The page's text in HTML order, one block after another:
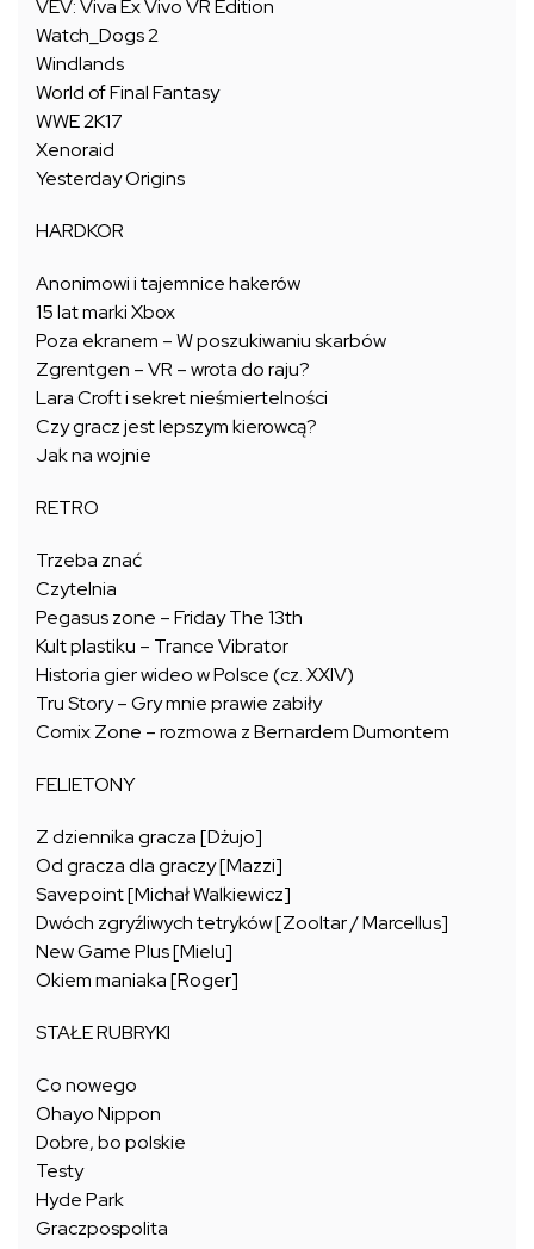
VEV: Viva Ex Vivo VR Edition
Watch_Dogs 2
Windlands
World of Final Fantasy
WWE 2K17
Xenoraid
Yesterday Origins
HARDKOR
Anonimowi i tajemnice hakerów
15 lat marki Xbox
Poza ekranem – W poszukiwaniu skarbów
Zgrentgen – VR – wrota do raju?
Lara Croft i sekret nieśmiertelności
Czy gracz jest lepszym kierowcą?
Jak na wojnie
RETRO
Trzeba znać
Czytelnia
Pegasus zone – Friday The 13th
Kult plastiku – Trance Vibrator
Historia gier wideo w Polsce (cz. XXIV)
Tru Story – Gry mnie prawie zabiły
Comix Zone – rozmowa z Bernardem Dumontem
FELIETONY
Z dziennika gracza [Dżujo]
Od gracza dla graczy [Mazzi]
Savepoint [Michał Walkiewicz]
Dwóch zgryźliwych tetryków [Zooltar / Marcellus]
New Game Plus [Mielu]
Okiem maniaka [Roger]
STAŁE RUBRYKI
Co nowego
Ohayo Nippon
Dobre, bo polskie
Testy
Hyde Park
Graczpospolita